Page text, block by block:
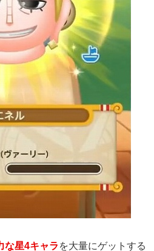
な星4キャラ を大量にゲットする